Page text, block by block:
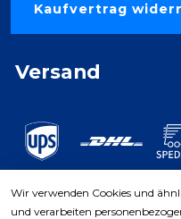
Kaufvertrag
Versand
Wir verwenden Cookies und
und verarbeiten